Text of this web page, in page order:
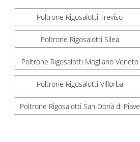
Poltrone Rigosalotti Treviso
Poltrone Rigosalotti Silea
Poltrone Rigosalotti Mogliano Veneto
Poltrone Rigosalotti Villorba
Poltrone Rigosalotti San Donà di Piave